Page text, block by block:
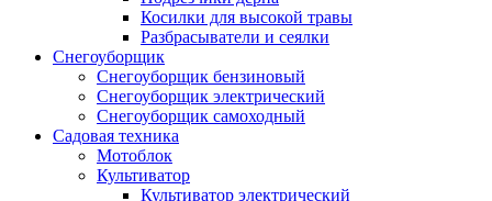
Косилки для высокой травы
Разбрасыватели и сеялки
Снегоуборщик
Снегоуборщик бензиновый
Снегоуборщик электрический
Снегоуборщик самоходный
Садовая техника
Мотоблок
Культиватор
Культиватор электрический